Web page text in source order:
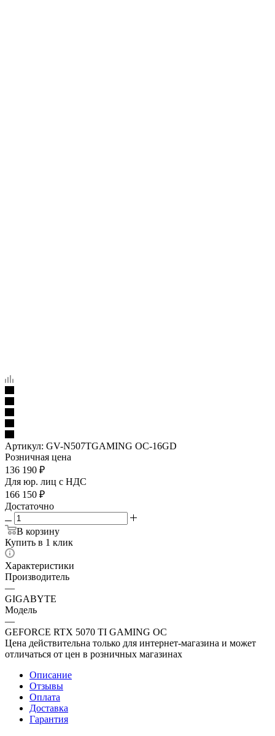
Артикул: GV-N507TGAMING OC-16GD
Розничная цена
136 190 ₽
Для юр. лиц c НДС
166 150 ₽
Достаточно
В корзину
Купить в 1 клик
Характеристики
Производитель
—
GIGABYTE
Модель
—
GEFORCE RTX 5070 TI GAMING OC
Цена действительна только для интернет-магазина и может
отличаться от цен в розничных магазинах
Описание
Отзывы
Оплата
Доставка
Гарантия